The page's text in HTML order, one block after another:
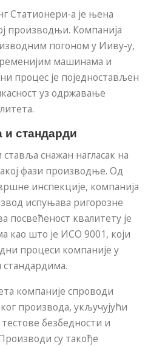
Статионери-а је њена
производњи. Компанија
погоном у Ииву-у,
машинама и
процес је поједностављен
уз одржавање
и стандарди
снажан нагласак на
фази производње. Од
инспекције, компанија
испуњава ригорозне
посвећеност квалитету је
као што је ИСО 9001, који
процеси компаније у
компаније спроводи
производа, укључујући
безбедности и
су такође